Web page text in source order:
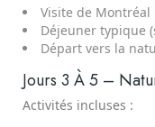
Visite de Montréal
Déjeuner typique
Départ vers la
Jours 3 À 5 –
Activités incluses :